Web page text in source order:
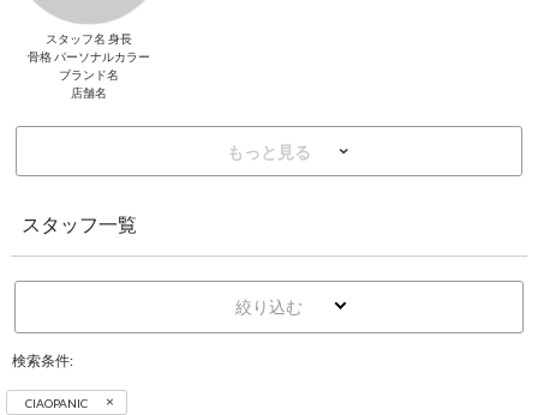
スタッフ名 身長
骨格 パーソナルカラー
ブランド名
店舗名
もっと見る
スタッフ一覧
絞り込む
検索条件:
CIAOPANIC ×